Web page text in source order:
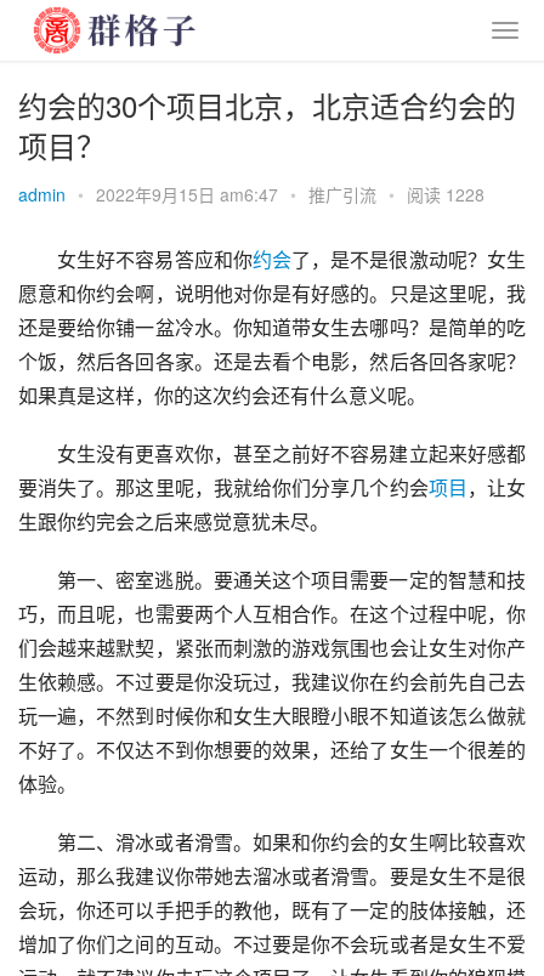
约会的30个项目北京，北京适合约会的
项目？
admin • 2022年9月15日 am6:47 • 推广引流 • 阅读 1228
女生好不容易答应和你约会了，是不是很激动呢？女生
愿意和你约会啊，说明他对你是有好感的。只是这里呢，我
还是要给你铺一盆冷水。你知道带女生去哪吗？是简单的吃
个饭，然后各回各家。还是去看个电影，然后各回各家呢？
如果真是这样，你的这次约会还有什么意义呢。
女生没有更喜欢你，甚至之前好不容易建立起来好感都
要消失了。那这里呢，我就给你们分享几个约会项目，让女
生跟你约完会之后来感觉意犹未尽。
第一、密室逃脱。要通关这个项目需要一定的智慧和技
巧，而且呢，也需要两个人互相合作。在这个过程中呢，你
们会越来越默契，紧张而刺激的游戏氛围也会让女生对你产
生依赖感。不过要是你没玩过，我建议你在约会前先自己去
玩一遍，不然到时候你和女生大眼瞪小眼不知道该怎么做就
不好了。不仅达不到你想要的效果，还给了女生一个很差的
体验。
第二、滑冰或者滑雪。如果和你约会的女生啊比较喜欢
运动，那么我建议你带她去溜冰或者滑雪。要是女生不是很
会玩，你还可以手把手的教他，既有了一定的肢体接触，还
增加了你们之间的互动。不过要是你不会玩或者是女生不爱